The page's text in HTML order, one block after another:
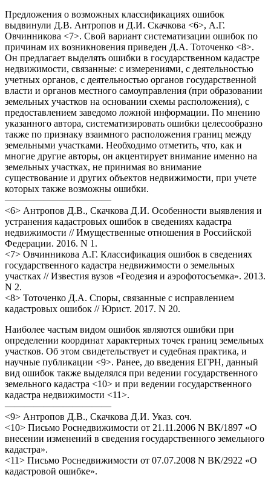
Предложения о возможных классификациях ошибок
выдвинули Д.В. Антропов и Д.И. Скачкова <6>, А.Г.
Овчинникова <7>. Свой вариант систематизации ошибок по
причинам их возникновения приведен Д.А. Тоточенко <8>.
Он предлагает выделять ошибки в государственном кадастре
недвижимости, связанные: с измерениями, с деятельностью
учетных органов, с деятельностью органов государственной
власти и органов местного самоуправления (при образовании
земельных участков на основании схемы расположения), с
предоставлением заведомо ложной информации. По мнению
указанного автора, систематизировать ошибки целесообразно
также по признаку взаимного расположения границ между
земельными участками. Необходимо отметить, что, как и
многие другие авторы, он акцентирует внимание именно на
земельных участках, не принимая во внимание
существование и других объектов недвижимости, при учете
которых также возможны ошибки.
———————————
<6> Антропов Д.В., Скачкова Д.И. Особенности выявления и
устранения кадастровых ошибок в сведениях кадастра
недвижимости // Имущественные отношения в Российской
Федерации. 2016. N 1.
<7> Овчинникова А.Г. Классификация ошибок в сведениях
государственного кадастра недвижимости о земельных
участках // Известия вузов «Геодезия и аэрофотосъемка». 2013.
N 2.
<8> Тоточенко Д.А. Споры, связанные с исправлением
кадастровых ошибок // Юрист. 2017. N 20.
Наиболее частым видом ошибок являются ошибки при
определении координат характерных точек границ земельных
участков. Об этом свидетельствует и судебная практика, и
научные публикации <9>. Ранее, до введения ЕГРН, данный
вид ошибок также выделялся при ведении государственного
земельного кадастра <10> и при ведении государственного
кадастра недвижимости <11>.
———————————
<9> Антропов Д.В., Скачкова Д.И. Указ. соч.
<10> Письмо Роснедвижимости от 21.11.2006 N ВК/1897 «О
внесении изменений в сведения государственного земельного
кадастра».
<11> Письмо Роснедвижимости от 07.07.2008 N ВК/2922 «О
кадастровой ошибке».